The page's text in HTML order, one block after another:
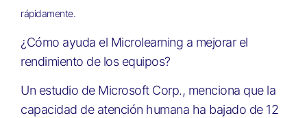
rápidamente.
¿Cómo ayuda el Microlearning a mejorar el
rendimiento de los equipos?
Un estudio de Microsoft Corp., menciona que la
capacidad de atención humana ha bajado de 12